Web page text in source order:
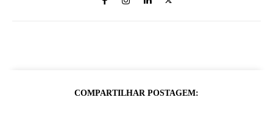
COMPARTILHAR POSTAGEM: